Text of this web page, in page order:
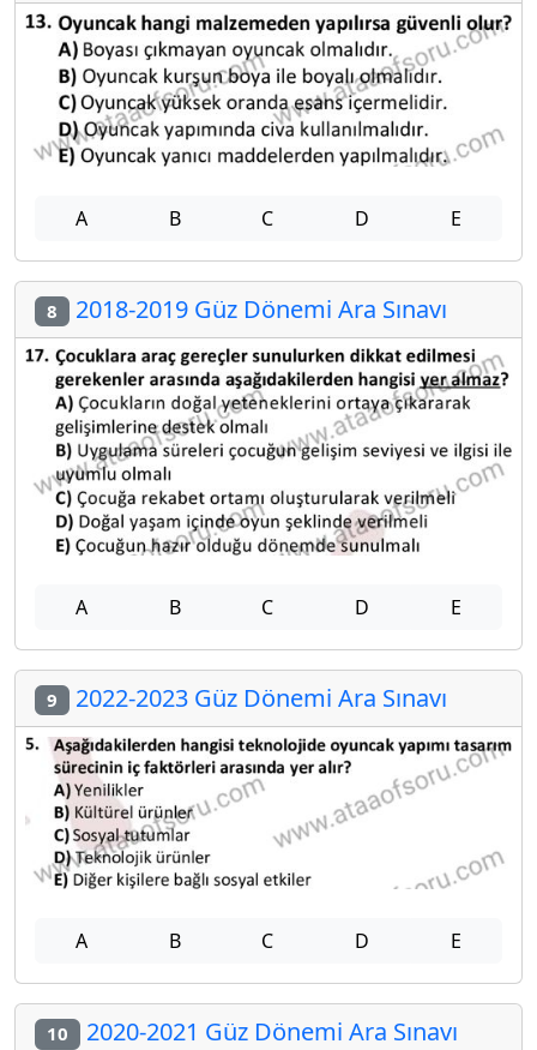
A B C D E
8 2018-2019 Güz Dönemi Ara Sınavı
A B C D E
9 2022-2023 Güz Dönemi Ara Sınavı
A B C D E
10 2020-2021 Güz Dönemi Ara Sınavı